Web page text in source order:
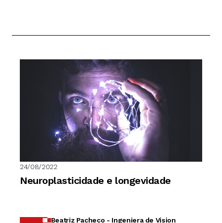
24/08/2022
Neuroplasticidade e longevidade
Beatriz Pacheco - Ingeniera de Vision